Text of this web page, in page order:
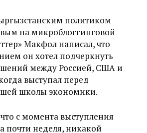
политиком
на микроблоггинговой
Макфол написал, что
он хотел подчеркнуть
между Россией, США и
выступал перед
школы экономики.
с момента выступления
почти неделя, никакой